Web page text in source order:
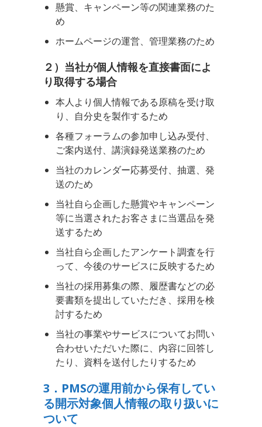
懸賞、キャンペーン等の関連業務のた
め
ホームページの運営、管理業務のため
２）当社が個人情報を直接書面によ
り取得する場合
本人より個人情報である原稿を受け取
り、自分史を製作するため
各種フォーラムの参加申し込み受付、
ご案内送付、講演録発送業務のため
当社のカレンダー応募受付、抽選、発
送のため
当社自ら企画した懸賞やキャンペーン
等に当選されたお客さまに当選品を発
送するため
当社自ら企画したアンケート調査を行
って、今後のサービスに反映するため
当社の採用募集の際、履歴書などの必
要書類を提出していただき、採用を検
討するため
当社の事業やサービスについてお問い
合わせいただいた際に、内容に回答し
たり、資料を送付したりするため
3．PMSの運用前から保有してい
る開示対象個人情報の取り扱いに
ついて